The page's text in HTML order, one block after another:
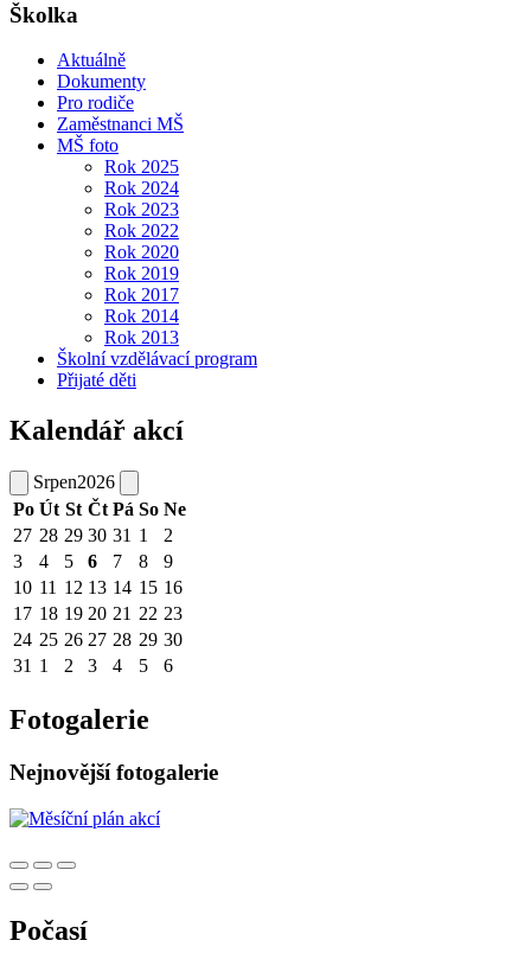
Školka
Aktuálně
Dokumenty
Pro rodiče
Zaměstnanci MŠ
MŠ foto
Rok 2025
Rok 2024
Rok 2023
Rok 2022
Rok 2020
Rok 2019
Rok 2017
Rok 2014
Rok 2013
Školní vzdělávací program
Přijaté děti
Kalendář akcí
Srpen2026
Po Út St Čt Pá So Ne
27 28 29 30 31 1
2
3
4 5 6 7 8
9
10 11 12 13 14 15 16
17 18 19 20 21 22 23
24 25 26 27 28 29 30
31 1 2 3 4 5 6
Fotogalerie
Nejnovější fotogalerie
Počasí